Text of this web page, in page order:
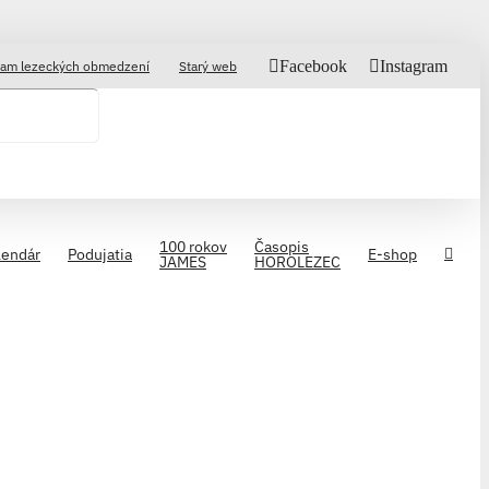
lezeckých obmedzení Starý web Facebook Instagram
Podujatia 100 rokov
JAMES
Časopis
HOROLEZEC E-shop